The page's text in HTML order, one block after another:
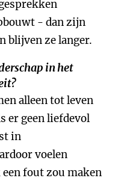
- dan zijn
blijven ze langer.
in het
alleen tot leven
er geen liefdevol
in
voelen
fout zou maken